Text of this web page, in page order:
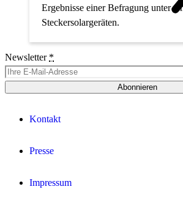
Ergebnisse einer Befragung unter
Steckersolargeräten.
Newsletter *
Abonnieren
Kontakt
Presse
Impressum